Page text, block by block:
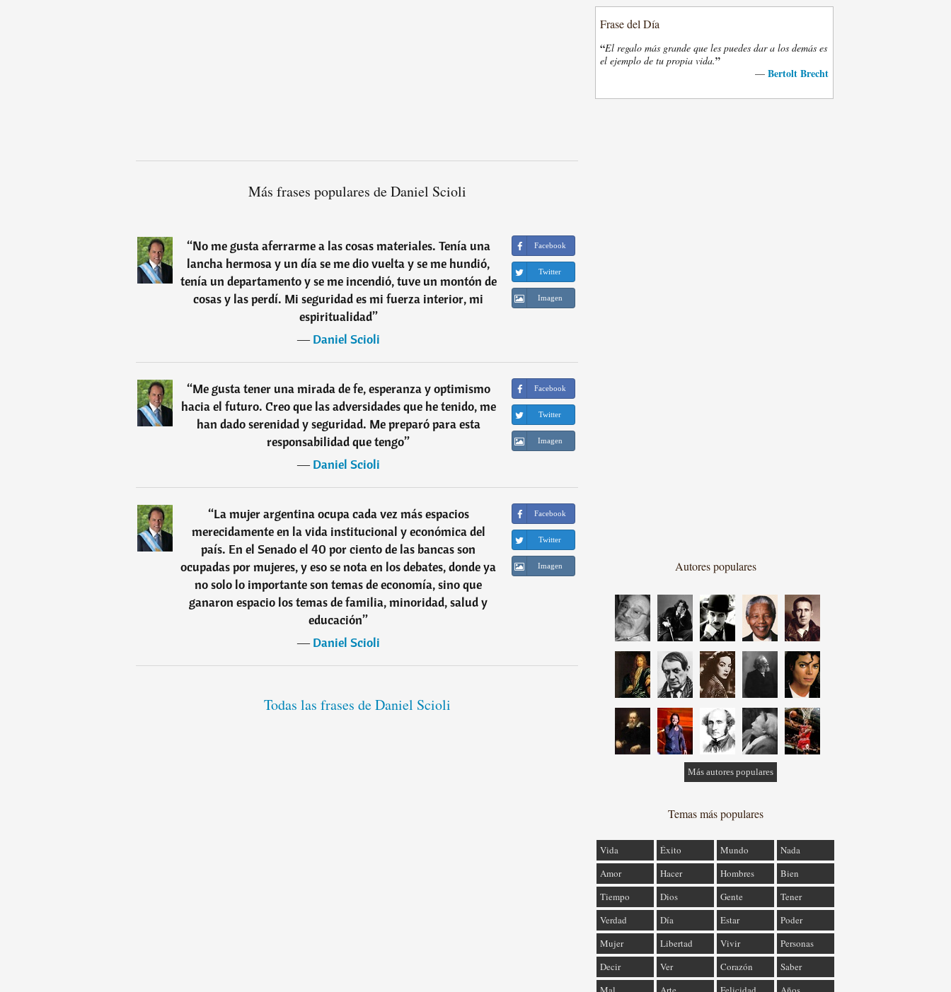
Más frases populares de Daniel Scioli
“No me gusta aferrarme a las cosas materiales. Tenía una
lancha hermosa y un día se me dio vuelta y se me hundió,
tenía un departamento y se me incendió, tuve un montón de
cosas y las perdí. Mi seguridad es mi fuerza interior, mi
espiritualidad”
―Daniel Scioli
Facebook
Twitter
Imagen
“Me gusta tener una mirada de fe, esperanza y optimismo
hacia el futuro. Creo que las adversidades que he tenido, me
han dado serenidad y seguridad. Me preparó para esta
responsabilidad que tengo”
―Daniel Scioli
Facebook
Twitter
Imagen
“La mujer argentina ocupa cada vez más espacios
merecidamente en la vida institucional y económica del
país. En el Senado el 40 por ciento de las bancas son
ocupadas por mujeres, y eso se nota en los debates, donde ya
no solo lo importante son temas de economía, sino que
ganaron espacio los temas de familia, minoridad, salud y
educación”
―Daniel Scioli
Facebook
Twitter
Imagen
Todas las frases de Daniel Scioli
Frase del Día
“El regalo más grande que les puedes dar a los demás es
el ejemplo de tu propia vida.”
— Bertolt Brecht
Autores populares
Más autores populares
Temas más populares
Vida Éxito Mundo
Nada
Amor
Hacer Hombres
Bien
Tiempo
Dios Gente
Tener
Verdad
Día Estar
Poder
Mujer
Libertad Vivir
Personas
Decir
Ver Corazón
Saber